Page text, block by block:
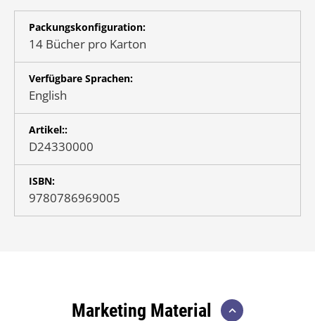
Packungskonfiguration:
14 Bücher pro Karton
Verfügbare Sprachen:
English
Artikel::
D24330000
ISBN:
9780786969005
Marketing Material